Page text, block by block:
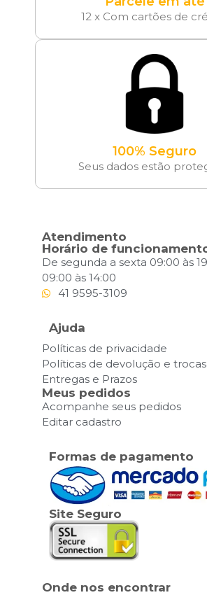
12 x Com cartões de
100% Seguro
Seus dados estão
Atendimento
Horário de
De segunda a sexta 09:00 às
09:00 às 14:00
41 9595-3109
Ajuda
Políticas de privacidade
Políticas de devolução e trocas
Entregas e Prazos
Meus pedidos
Acompanhe seus pedidos
Editar cadastro
Formas de pagamento
Site Seguro
Onde nos encontrar